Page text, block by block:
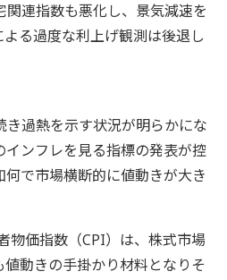
関連指数も悪化し、景気減速を
る過度な利上げ観測は後退し
き過熱を示す状況が明らかにな
インフレを見る指標の発表が控
で市場横断的に値動きが大き
物価指数（CPI）は、株式市場
動きの手掛かり材料となりそ